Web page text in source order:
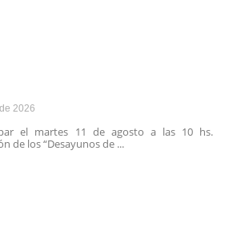
2026
el martes 11 de agosto a las 10 hs.
de los “Desayunos de ...